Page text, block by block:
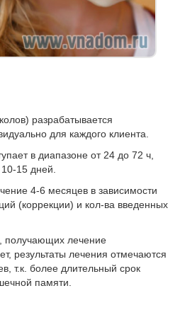
разрабатывается
для каждого клиента.
в диапазоне от 24 до 72 ч,
15 дней.
4-6 месяцев в зависимости
(коррекции) и кол-ва введенных
получающих лечение
результаты лечения отмечаются
т.к. более длительный срок
памяти.